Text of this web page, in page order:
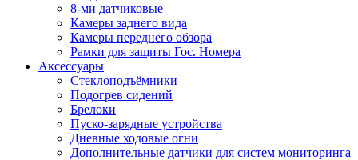
8-ми датчиковые
Камеры заднего вида
Камеры переднего обзора
Рамки для защиты Гос. Номера
Аксессуары
Стеклоподъёмники
Подогрев сидений
Брелоки
Пуско-зарядные устройства
Дневные ходовые огни
Дополнительные датчики для систем мониторинга